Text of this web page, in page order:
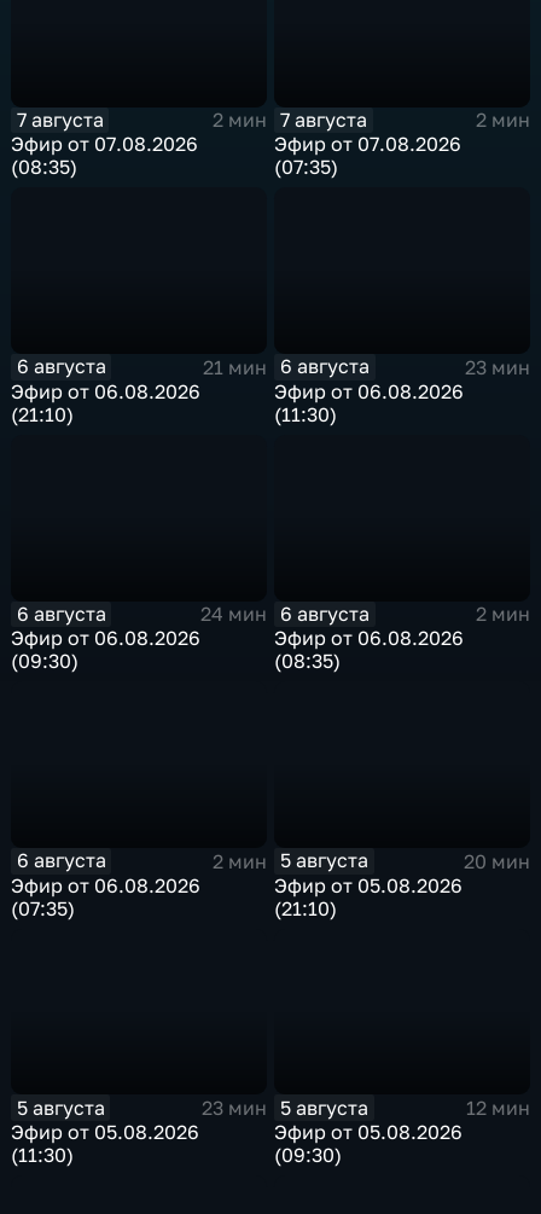
7 августа
2 мин
Эфир от 07.08.2026
(08:35)
7 августа
2 мин
Эфир от 07.08.2026
(07:35)
6 августа
21 мин
Эфир от 06.08.2026
(21:10)
6 августа
23 мин
Эфир от 06.08.2026
(11:30)
6 августа
24 мин
Эфир от 06.08.2026
(09:30)
6 августа
2 мин
Эфир от 06.08.2026
(08:35)
6 августа
2 мин
Эфир от 06.08.2026
(07:35)
5 августа
20 мин
Эфир от 05.08.2026
(21:10)
5 августа
23 мин
Эфир от 05.08.2026
(11:30)
5 августа
12 мин
Эфир от 05.08.2026
(09:30)